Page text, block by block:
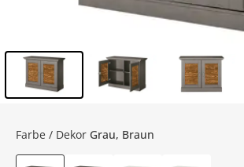
Farbe / Dekor Grau, Braun